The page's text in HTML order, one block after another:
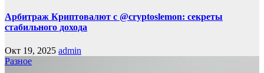
Арбитраж Криптовалют с @cryptoslemon: секреты
стабильного дохода
Окт 19, 2025 admin
Разное